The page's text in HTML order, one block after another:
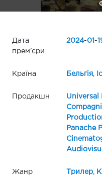
Дата
прем'єри
2024-01 -
Країна Бельгія,
Продакшн Universal
Panache
Жанр Трилер,